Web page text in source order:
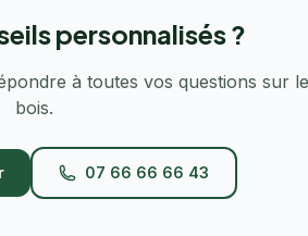
personnalisés ?
à toutes vos questions sur
bois.
07 66 66 66 43